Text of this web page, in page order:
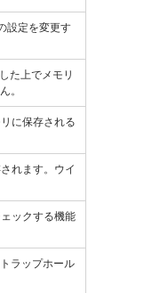
設定を変更す
た上でメモリ
。
に保存される
れます。ウイ
ックする機能
ラップホール